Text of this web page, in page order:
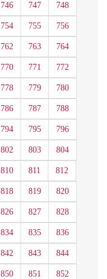
746 747 748
754 755 756
762 763 764
770 771 772
778 779 780
786 787 788
794 795 796
802 803 804
810 811 812
818 819 820
826 827 828
834 835 836
842 843 844
850 851 852